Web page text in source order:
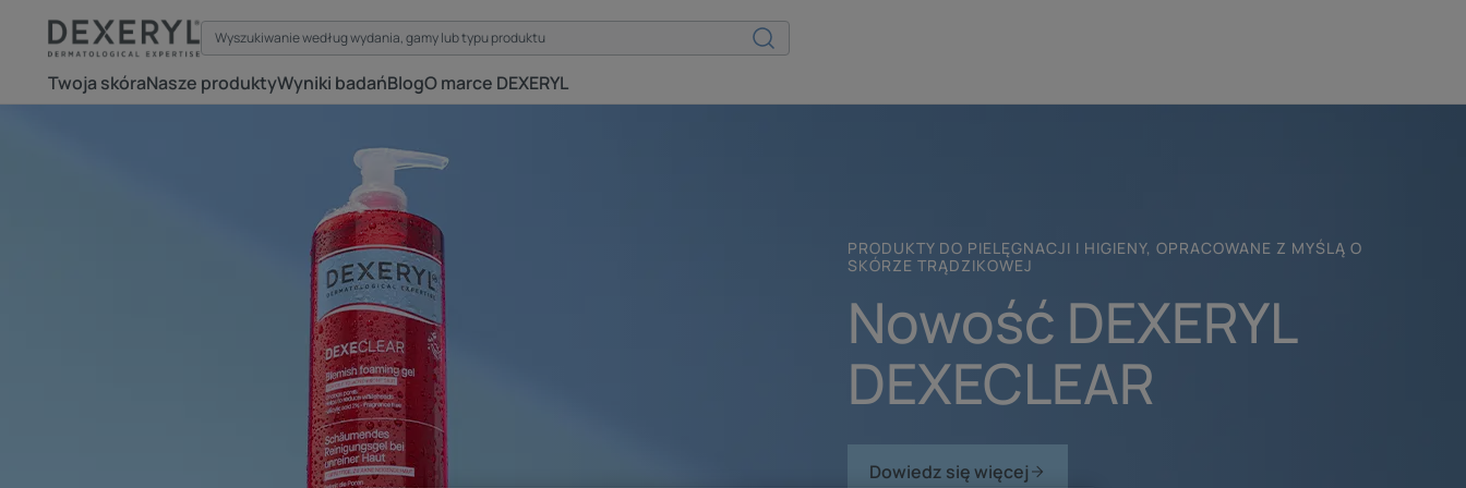
Twoja skóraNasze produktyWyniki badańBlogO marce DEXERYL
PRODUKTY DO PIELĘGNACJI I HIGIENY, OPRACOWANE Z MYŚLĄ O
SKÓRZE TRĄDZIKOWEJ
Nowość DEXERYL
DEXECLEAR
Dowiedz się więcej